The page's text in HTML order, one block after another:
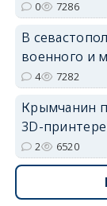
0 7286
В
военного и
4 7282
Крымчанин
3D-
2 6520